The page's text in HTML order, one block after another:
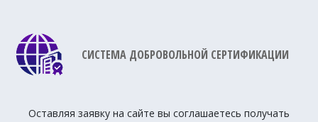
СИСТЕМА ДОБРОВОЛЬНОЙ СЕРТИФИКАЦИИ
Оставляя заявку на сайте вы соглашаетесь получать